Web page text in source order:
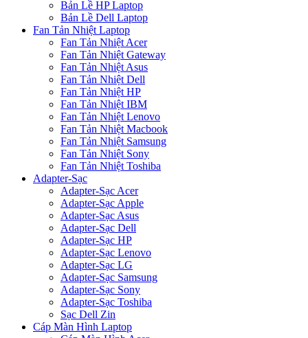
Bản Lề HP Laptop
Bản Lề Dell Laptop
Fan Tản Nhiệt Laptop
Fan Tản Nhiệt Acer
Fan Tản Nhiệt Gateway
Fan Tản Nhiệt Asus
Fan Tản Nhiệt Dell
Fan Tản Nhiệt HP
Fan Tản Nhiệt IBM
Fan Tản Nhiệt Lenovo
Fan Tản Nhiệt Macbook
Fan Tản Nhiệt Samsung
Fan Tản Nhiệt Sony
Fan Tản Nhiệt Toshiba
Adapter-Sạc
Adapter-Sạc Acer
Adapter-Sạc Apple
Adapter-Sạc Asus
Adapter-Sạc Dell
Adapter-Sạc HP
Adapter-Sạc Lenovo
Adapter-Sạc LG
Adapter-Sạc Samsung
Adapter-Sạc Sony
Adapter-Sạc Toshiba
Sạc Dell Zin
Cáp Màn Hình Laptop